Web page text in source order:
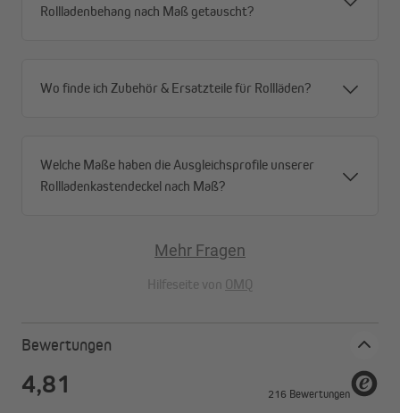
Rollladenbehang nach Maß getauscht?
Wo finde ich Zubehör & Ersatzteile für Rollläden?
Welche Maße haben die Ausgleichsprofile unserer
Rollladenkastendeckel nach Maß?
Mehr Fragen
Hilfeseite von OMQ
Bewertungen